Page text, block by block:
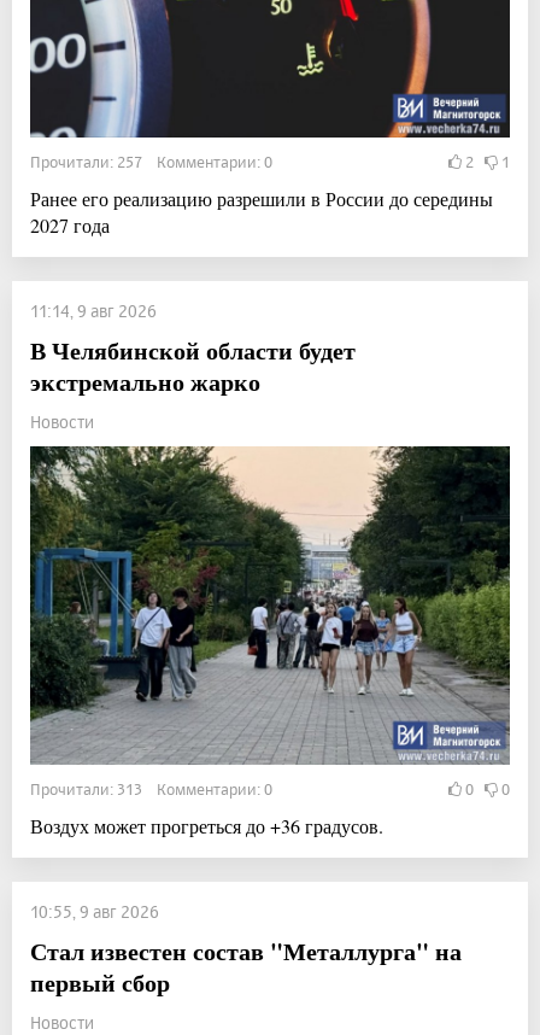
Прочитали: 257 Комментарии: 0 2 1
Ранее его реализацию разрешили в России до середины
2027 года
11:14, 9 авг 2026
В Челябинской области будет
экстремально жарко
Новости
Прочитали: 313 Комментарии: 0 0 0
Воздух может прогреться до +36 градусов.
10:55, 9 авг 2026
Стал известен состав "Металлурга" на
первый сбор
Новости